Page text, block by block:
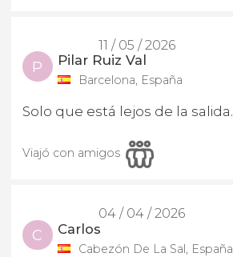
11 / 05 / 2026
P Pilar Ruiz Val
Barcelona, España
Solo que está lejos de la salida.
Viajó con amigos
04 / 04 / 2026
C Carlos
Cabezón De La Sal, España